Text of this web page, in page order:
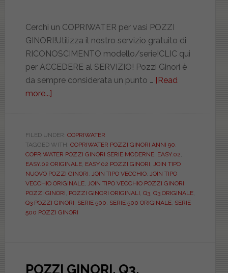
Cerchi un COPRIWATER per vasi POZZI
GINORI!Utilizza il nostro servizio gratuito di
RICONOSCIMENTO modello/serie!CLIC qui
per ACCEDERE al SERVIZIO! Pozzi Ginori è
da sempre considerata un punto … [Read
more...]
Ginori:
le
serie
dell’era
moderna
e
i
1)
FILED UNDER: COPRIWATER
TAGGED WITH: COPRIWATER POZZI GINORI ANNI 90,
COPRIWATER POZZI GINORI SERIE MODERNE, EASY.02,
EASY.02 ORIGINALE, EASY.02 POZZI GINORI, JOIN TIPO
NUOVO POZZI GINORI, JOIN TIPO VECCHIO, JOIN TIPO
VECCHIO ORIGINALE, JOIN TIPO VECCHIO POZZI GINORI,
POZZI GINORI, POZZI GINORI ORIGINALI, Q3, Q3 ORIGINALE,
Q3 POZZI GINORI, SERIE 500, SERIE 500 ORIGINALE, SERIE
500 POZZI GINORI
POZZI GINORI. Q3.